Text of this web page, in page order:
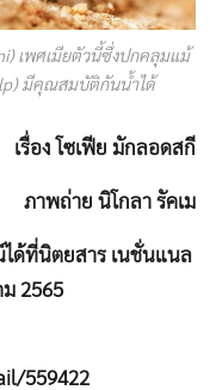
เพศเมียตัวนี้ซึ่งปกคลุมแม้
มีคุณสมบัติกันน้ำได้
เรื่อง โซเฟีย มักลอดสกี
ภาพถ่าย นิโกลา รัคเม
ด้ที่นิตยสาร เนชั่นแนล
2565
559422